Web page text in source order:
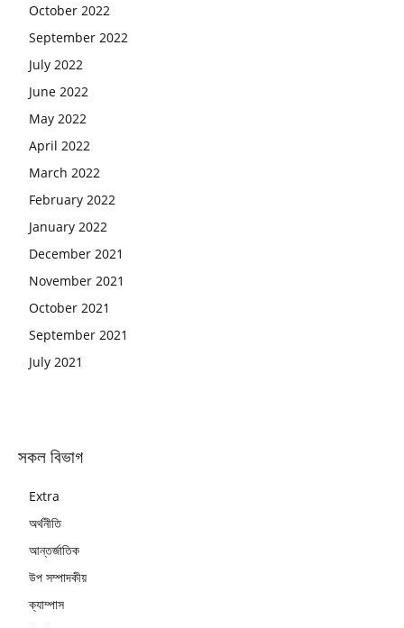
October 2022
September 2022
July 2022
June 2022
May 2022
April 2022
March 2022
February 2022
January 2022
December 2021
November 2021
October 2021
September 2021
July 2021
সকল বিভাগ
Extra
অর্থনীতি
আন্তর্জাতিক
উপ সম্পাদকীয়
ক্যাম্পাস